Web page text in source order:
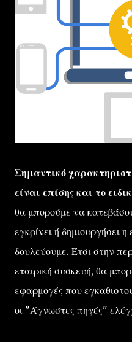
Σημαντικό
είναι επίσης και το
θα μπορούμε να
εγκρίνει ή δημιουργήσει
δουλεύουμε. Έτσι στην
εταιρική συσκευή, θα
εφαρμογές που
οι "Άγνωστες πηγές"